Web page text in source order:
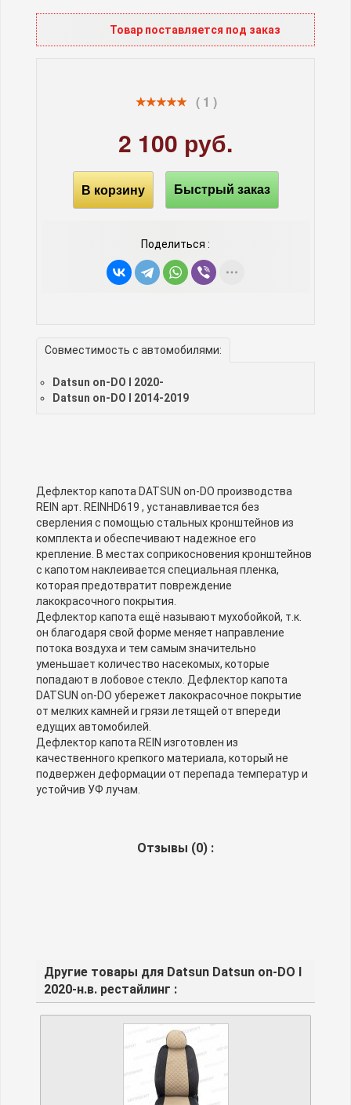
Товар поставляется под заказ
( 1 )
2 100 руб.
В корзину Быстрый заказ
Поделиться :
Совместимость с автомобилями:
Datsun on-DO I 2020-
Datsun on-DO I 2014-2019
Дефлектор капота DATSUN on-DO производства
REIN арт. REINHD619 , устанавливается без
сверления с помощью стальных кронштейнов из
комплекта и обеспечивают надежное его
крепление. В местах соприкосновения кронштейнов
с капотом наклеивается специальная пленка,
которая предотвратит повреждение
лакокрасочного покрытия.
Дефлектор капота ещё называют мухобойкой, т.к.
он благодаря свой форме меняет направление
потока воздуха и тем самым значительно
уменьшает количество насекомых, которые
попадают в лобовое стекло. Дефлектор капота
DATSUN on-DO убережет лакокрасочное покрытие
от мелких камней и грязи летящей от впереди
едущих автомобилей.
Дефлектор капота REIN изготовлен из
качественного крепкого материала, который не
подвержен деформации от перепада температур и
устойчив УФ лучам.
Отзывы (0) :
Другие товары для Datsun Datsun on-DO I
2020-н.в. рестайлинг :